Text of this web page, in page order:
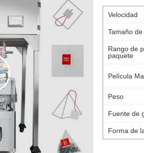
Velocidad
Tamaño
Rango de
paquete
Película
Peso
Fuente de
Forma de